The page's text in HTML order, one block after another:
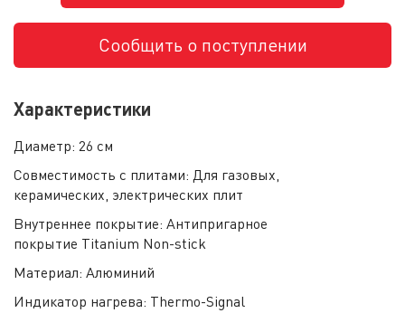
Сообщить о поступлении
Характеристики
Диаметр: 26 см
Совместимость с плитами: Для газовых,
керамических, электрических плит
Внутреннее покрытие: Антипригарное
покрытие Titanium Non-stick
Материал: Алюминий
Индикатор нагрева: Thermo-Signal